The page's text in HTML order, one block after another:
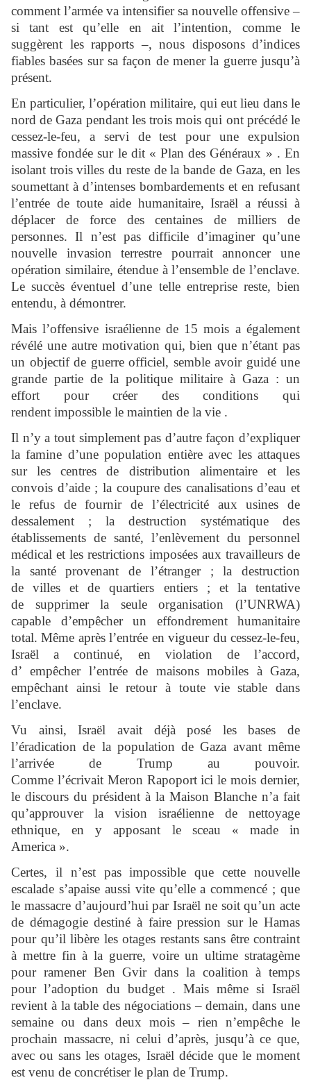
comment l’armée va intensifier sa nouvelle offensive –
si tant est qu’elle en ait l’intention, comme le
suggèrent les rapports –, nous disposons d’indices
fiables basées sur sa façon de mener la guerre jusqu’à
présent.
En particulier, l’opération militaire, qui eut lieu dans le
nord de Gaza pendant les trois mois qui ont précédé le
cessez-le-feu, a servi de test pour une expulsion
massive fondée sur le dit « Plan des Généraux » . En
isolant trois villes du reste de la bande de Gaza, en les
soumettant à d’intenses bombardements et en refusant
l’entrée de toute aide humanitaire, Israël a réussi à
déplacer de force des centaines de milliers de
personnes. Il n’est pas difficile d’imaginer qu’une
nouvelle invasion terrestre pourrait annoncer une
opération similaire, étendue à l’ensemble de l’enclave.
Le succès éventuel d’une telle entreprise reste, bien
entendu, à démontrer.
Mais l’offensive israélienne de 15 mois a également
révélé une autre motivation qui, bien que n’étant pas
un objectif de guerre officiel, semble avoir guidé une
grande partie de la politique militaire à Gaza : un
effort pour créer des conditions qui
rendent impossible le maintien de la vie .
Il n’y a tout simplement pas d’autre façon d’expliquer
la famine d’une population entière avec les attaques
sur les centres de distribution alimentaire et les
convois d’aide ; la coupure des canalisations d’eau et
le refus de fournir de l’électricité aux usines de
dessalement ; la destruction systématique des
établissements de santé, l’enlèvement du personnel
médical et les restrictions imposées aux travailleurs de
la santé provenant de l’étranger ; la destruction
de villes et de quartiers entiers ; et la tentative
de supprimer la seule organisation (l’UNRWA)
capable d’empêcher un effondrement humanitaire
total. Même après l’entrée en vigueur du cessez-le-feu,
Israël a continué, en violation de l’accord,
d’ empêcher l’entrée de maisons mobiles à Gaza,
empêchant ainsi le retour à toute vie stable dans
l’enclave.
Vu ainsi, Israël avait déjà posé les bases de
l’éradication de la population de Gaza avant même
l’arrivée de Trump au pouvoir.
Comme l’écrivait Meron Rapoport ici le mois dernier,
le discours du président à la Maison Blanche n’a fait
qu’approuver la vision israélienne de nettoyage
ethnique, en y apposant le sceau « made in
America ».
Certes, il n’est pas impossible que cette nouvelle
escalade s’apaise aussi vite qu’elle a commencé ; que
le massacre d’aujourd’hui par Israël ne soit qu’un acte
de démagogie destiné à faire pression sur le Hamas
pour qu’il libère les otages restants sans être contraint
à mettre fin à la guerre, voire un ultime stratagème
pour ramener Ben Gvir dans la coalition à temps
pour l’adoption du budget . Mais même si Israël
revient à la table des négociations – demain, dans une
semaine ou dans deux mois – rien n’empêche le
prochain massacre, ni celui d’après, jusqu’à ce que,
avec ou sans les otages, Israël décide que le moment
est venu de concrétiser le plan de Trump.